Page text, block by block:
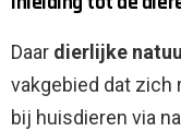
Daar dierlijke
vakgebied dat
bij huisdieren via